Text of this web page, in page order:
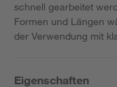
schnell gearbeitet
Formen und Längen
der Verwendung mit
Eigenschaften